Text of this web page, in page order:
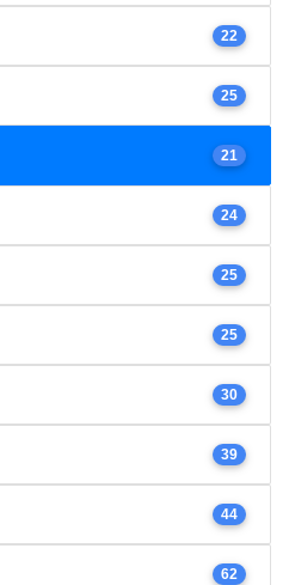
22
25
21
24
25
25
30
39
44
62